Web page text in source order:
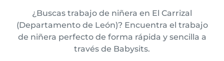
¿Buscas trabajo de niñera en El Carrizal
(Departamento de León)? Encuentra el trabajo
de niñera perfecto de forma rápida y sencilla a
través de Babysits.